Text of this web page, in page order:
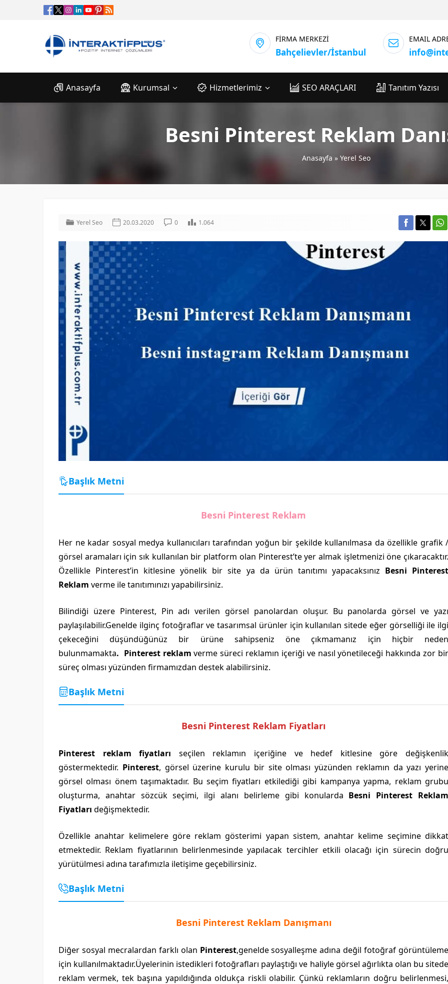
FİRMA MERKEZİ
Bahçelievler/İstanbul
EMAIL
Anasayfa Kurumsal Hizmetlerimiz SEO ARAÇLARI Tanıtım Yazısı
Besni Pinterest Reklam
Anasayfa » Yerel Seo
Yerel Seo 20.03.2020 0 1.064
Başlık Metni
Besni Pinterest Reklam
Her ne kadar sosyal medya kullanıcıları tarafından yoğun bir şekilde kullanılmasa da özellikle grafik /
görsel aramaları için sık kullanılan bir platform olan Pinterest’te yer almak işletmenizi öne çıkaracaktır.
Özellikle Pinterest’in kitlesine yönelik bir site ya da ürün tanıtımı yapacaksınız Besni Pinterest
Reklam verme ile tanıtımınızı yapabilirsiniz.
Bilindiği üzere Pinterest, Pin adı verilen görsel panolardan oluşur. Bu panolarda görsel ve yazı
paylaşılabilir.Genelde ilginç fotoğraflar ve tasarımsal ürünler için kullanılan sitede eğer görselliği ile ilgi
çekeceğini düşündüğünüz bir ürüne sahipseniz öne çıkmamanız için hiçbir neden
bulunmamakta. Pinterest reklam verme süreci reklamın içeriği ve nasıl yönetileceği hakkında zor bir
süreç olması yüzünden firmamızdan destek alabilirsiniz.
Başlık Metni
Besni Pinterest Reklam Fiyatları
Pinterest reklam fiyatları seçilen reklamın içeriğine ve hedef kitlesine göre değişkenlik
göstermektedir. Pinterest, görsel üzerine kurulu bir site olması yüzünden reklamın da yazı yerine
görsel olması önem taşımaktadır. Bu seçim fiyatları etkilediği gibi kampanya yapma, reklam grubu
oluşturma, anahtar sözcük seçimi, ilgi alanı belirleme gibi konularda Besni Pinterest Reklam
Fiyatları değişmektedir.
Özellikle anahtar kelimelere göre reklam gösterimi yapan sistem, anahtar kelime seçimine dikkat
etmektedir. Reklam fiyatlarının belirlenmesinde yapılacak tercihler etkili olacağı için sürecin doğru
yürütülmesi adına tarafımızla iletişime geçebilirsiniz.
Başlık Metni
Besni Pinterest Reklam Danışmanı
Diğer sosyal mecralardan farklı olan Pinterest,genelde sosyalleşme adına değil fotoğraf görüntüleme
için kullanılmaktadır.Üyelerinin istedikleri fotoğrafları paylaştığı ve haliyle görsel ağırlıkta olan bu sitede
reklam vermek, tek başına yapıldığında oldukça riskli olabilir. Çünkü reklamların doğru belirlenmesi,